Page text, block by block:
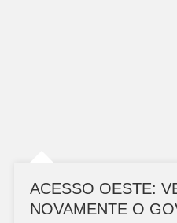
ACESSO OESTE:
NOVAMENTE O